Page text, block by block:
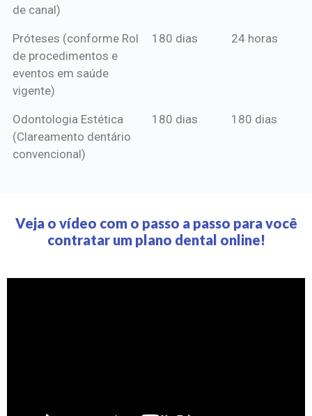
de canal)
Próteses (conforme Rol
de procedimentos e
eventos em saúde
vigente)
180 dias 24 horas
Odontologia Estética
(Clareamento dentário
convencional)
180 dias 180 dias
Veja o vídeo com o passo a passo para você
contratar um plano dental online!